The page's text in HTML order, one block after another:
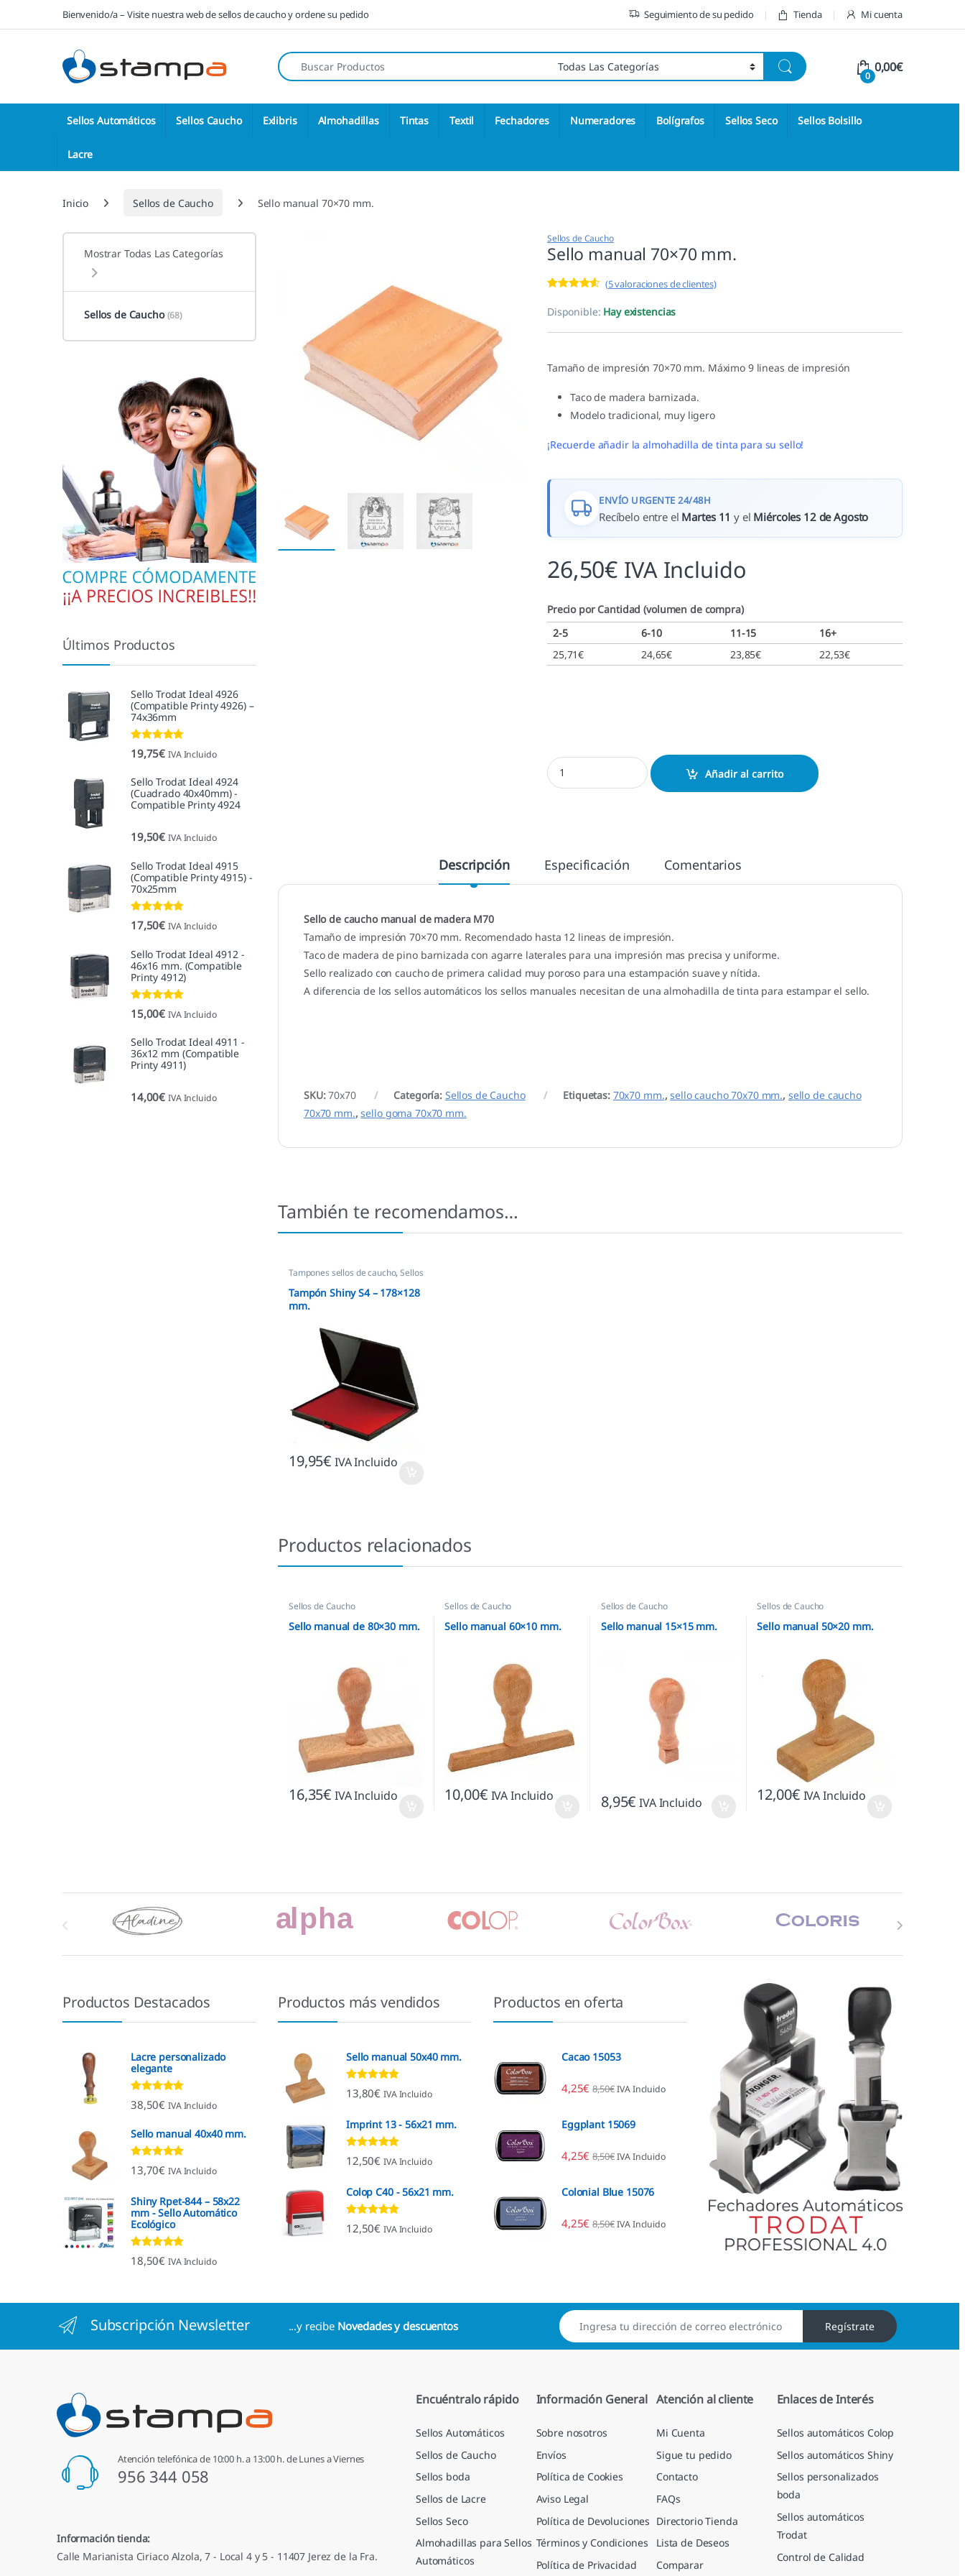
Saltar a la navegación
Saltar al contenidoBienvenido/a – Visite nuestra web de sellos de caucho y ordene su pedido Seguimiento de su pedido Tienda Mi cuenta
Búsqueda de:
0
0,00€
Sellos Automáticos Sellos Caucho Exlibris Almohadillas Tintas Textil Fechadores Numeradores Bolígrafos Sellos Seco Sellos Bolsillo
Lacre
Inicio Sellos de Caucho Sello manual 70×70 mm.
Sellos de Caucho
Sello manual 70×70 mm.
con4.40de
5 en base
(5valoraciones de clientes)
Disponible: Hay existencias
Tamaño de impresión 70×70 mm. Máximo 9 lineas de impresión
Taco de madera barnizada.
Modelo tradicional, muy ligero
¡Recuerde añadir la almohadilla de tinta para su sello!
ENVÍO URGENTE 24/48H
Recíbelo entre el Martes 11 y el Miércoles 12 de Agosto
26,50€ IVA Incluido
Precio por Cantidad (volumen de compra)
2-5
6-10 11-15
16+
25,71€ 24,65€ 23,85€ 22,53€
Sello manual 70x70 mm. cantidad
Añadir al carrito
Descripción Especificación Comentarios
Sello de caucho manual de madera M70
Tamaño de impresión 70×70 mm. Recomendado hasta 12 lineas de impresión.
Taco de madera de pino barnizada con agarre laterales para una impresión mas precisa y uniforme.
Sello realizado con caucho de primera calidad muy poroso para una estampación suave y nítida.
A diferencia de los sellos automáticos los sellos manuales necesitan de una almohadilla de tinta para estampar el sello.
SKU:70x70 Categoría: Sellos de Caucho Etiquetas: 70x70 mm.,sello caucho 70x70 mm., sello de caucho
70x70 mm.,sello goma 70x70 mm.
También te recomendamos…
Tampones sellos de caucho,Sellos
empresas
Tampón Shiny S4 – 178×128
mm.
19,95€ IVA Incluido
Productos relacionados
Sellos de Caucho
Sello manual de 80×30 mm.
16,35€ IVA Incluido
Sellos de Caucho
Sello manual 60×10 mm.
10,00€ IVA Incluido
Sellos de Caucho
Sello manual 15×15 mm.
8,95€ IVA Incluido
Sellos de Caucho
Sello manual 50×20 mm.
12,00€ IVA Incluido
Mostrar Todas Las Categorías
Sellos de Caucho(68)
Últimos Productos
Sello Trodat Ideal 4926
(Compatible Printy 4926) –
74x36mm
Valorado con
5.00de 5
19,75€ IVA Incluido
Sello Trodat Ideal 4924
(Cuadrado 40x40mm) -
Compatible Printy 4924
19,50€ IVA Incluido
Sello Trodat Ideal 4915
(Compatible Printy 4915) -
70x25mm
Valorado con
5.00de 5
17,50€ IVA Incluido
Sello Trodat Ideal 4912 -
46x16 mm. (Compatible
Printy 4912)
Valorado con
5.00de 5
15,00€ IVA Incluido
Sello Trodat Ideal 4911 -
36x12 mm (Compatible
Printy 4911)
14,00€ IVA Incluido
Marcas De Carrusel
Productos Destacados
Lacre personalizado
elegante
Valorado con
4.92de 5
38,50€ IVA Incluido
Sello manual 40x40 mm.
Valorado con
4.96de 5
13,70€ IVA Incluido
Shiny Rpet-844 – 58x22
mm - Sello Automático
Ecológico
Valorado con
4.96de 5
18,50€ IVA Incluido
Productos más vendidos
Sello manual 50x40 mm.
Valorado con
4.80de 5
13,80€ IVA Incluido
Imprint 13 - 56x21 mm.
Valorado con
4.96de 5
12,50€ IVA Incluido
Colop C40 - 56x21 mm.
Valorado con
4.89de 5
12,50€ IVA Incluido
Productos en oferta
Cacao 15053
4,25€ 8,50€ IVA Incluido
Eggplant 15069
4,25€ 8,50€ IVA Incluido
Colonial Blue 15076
4,25€ 8,50€ IVA Incluido
Subscripción Newsletter ...y recibe Novedades y descuentos Regístrate
Atención telefónica de 10:00 h. a 13:00 h. de Lunes a Viernes
956 344 058
Información tienda:
Calle Marianista Ciriaco Alzola, 7 - Local 4 y 5 - 11407 Jerez de la Fra.
Encuéntralo rápido
Sellos Automáticos
Sellos de Caucho
Sellos boda
Sellos de Lacre
Sellos Seco
Almohadillas para Sellos
Automáticos
Información General
Sobre nosotros
Envíos
Política de Cookies
Aviso Legal
Política de Devoluciones
Términos y Condiciones
Política de Privacidad
Atención al cliente
Mi Cuenta
Sigue tu pedido
Contacto
FAQs
Directorio Tienda
Lista de Deseos
Comparar
Enlaces de Interés
Sellos automáticos Colop
Sellos automáticos Shiny
Sellos personalizados
boda
Sellos automáticos
Trodat
Control de Calidad